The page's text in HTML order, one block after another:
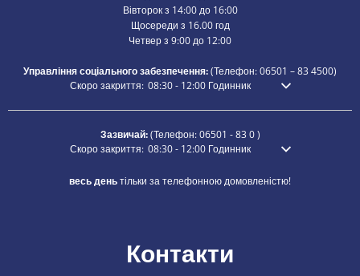
Вівторок з 14:00 до 16:00
Щосереди з 16.00 год
Четвер з 9:00 до 12:00
Управління соціального забезпечення:(Телефон:06501 – 834500)
Натисніть, щоб приховати додатковий час відкриття або
Скоро закриття: 08:30-12:00Годинник З 8:30 до 12:00
Зазвичай:(Телефон:06501 - 83 0)
Натисніть, щоб приховати додатковий час відкриття або
Скоро закриття: 08:30-12:00Годинник З 8:30 до 12:00
весь деньтільки за телефонною домовленістю!
Контакти